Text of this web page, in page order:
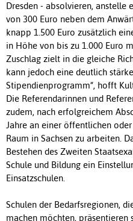
Dresden - absolvieren, anstelle
von 300 Euro neben dem
knapp 1.500 Euro zusätzlich
in Höhe von bis zu 1.000 Euro
Zuschlag zielt in die gleiche
kann jedoch eine deutlich
Stipendienprogramm“, hofft
Die Referendarinnen und
zudem, nach erfolgreichem
Jahre an einer öffentlichen
Raum in Sachsen zu arbeiten.
Bestehen des Zweiten
Schule und Bildung ein
Einsatzschulen.
Schulen der Bedarfsregionen,
machen möchten, präsentieren